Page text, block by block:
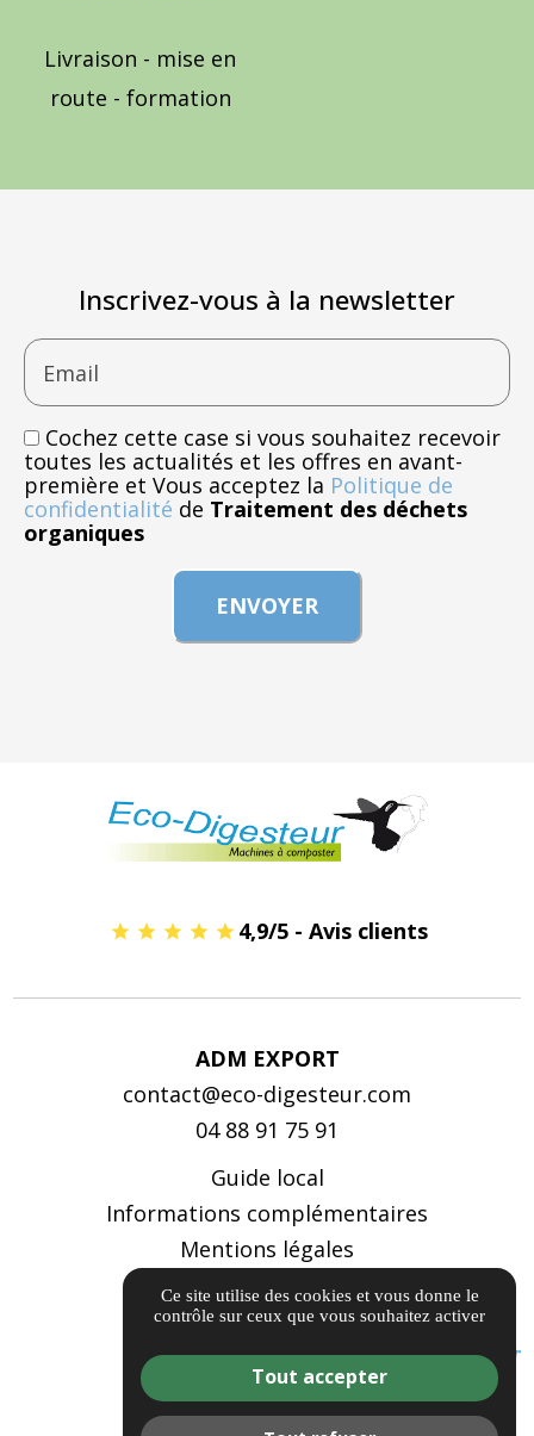
Livraison - mise en
route - formation
Inscrivez-vous à la newsletter
Email
Cochez cette case si vous souhaitez recevoir
toutes les actualités et les offres en avant-
première et Vous acceptez la Politique de
confidentialité de Traitement des déchets
organiques
4,9/5 - Avis clients
ADM EXPORT
contact@eco-digesteur.com
04 88 91 75 91
Guide local
Informations complémentaires
Mentions légales
Politique de confidentialité
Gestion des cookies
Ce site utilise des cookies et vous donne le
contrôle sur ceux que vous souhaitez activer
Tout accepter